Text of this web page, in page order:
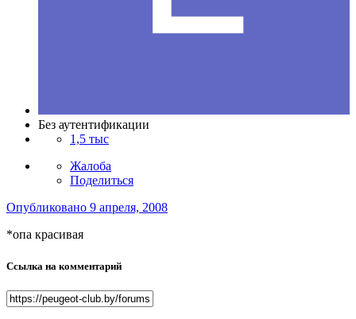
Без аутентификации
1,5 тыс
Жалоба
Поделиться
Опубликовано 9 апреля, 2008
*опа красивая
Ссылка на комментарий